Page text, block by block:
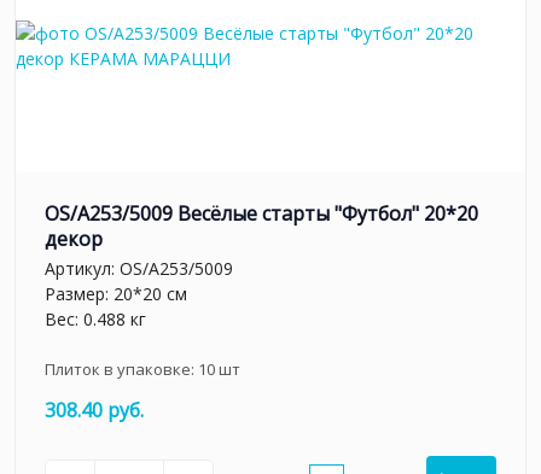
OS/A253/5009 Весёлые старты "Футбол" 20*20
декор
Артикул: OS/A253/5009
Размер: 20*20 см
Вес: 0.488 кг
Плиток в упаковке: 10шт
308.40 руб.